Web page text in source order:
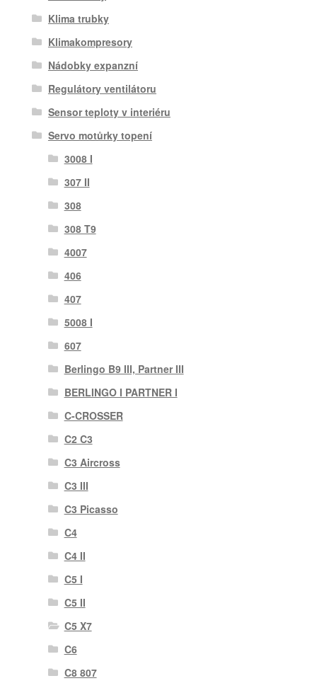
Klima trubky
Klimakompresory
Nádobky expanzní
Regulátory ventilátoru
Sensor teploty v interiéru
Servo motůrky topení
3008 I
307 II
308
308 T9
4007
406
407
5008 I
607
Berlingo B9 III, Partner III
BERLINGO I PARTNER I
C-CROSSER
C2 C3
C3 Aircross
C3 III
C3 Picasso
C4
C4 II
C5 I
C5 II
C5 X7
C6
C8 807